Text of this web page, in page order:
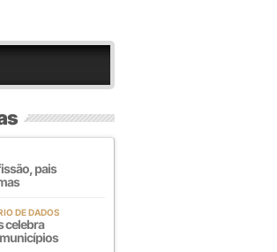
pais
DE DADOS
celebra
municípios